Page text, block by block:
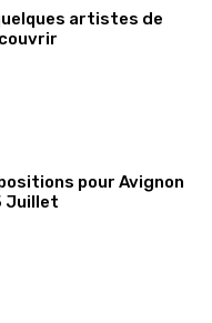
artistes de
pour Avignon
Juillet